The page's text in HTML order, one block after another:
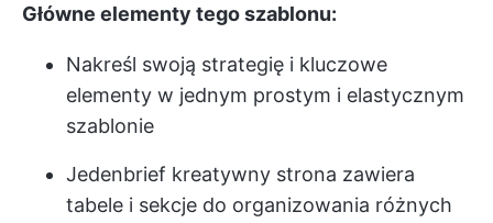
Główne elementy tego szablonu:
Nakreśl swoją strategię i kluczowe
elementy w jednym prostym i elastycznym
szablonie
Jedenbrief kreatywny strona zawiera
tabele i sekcje do organizowania różnych